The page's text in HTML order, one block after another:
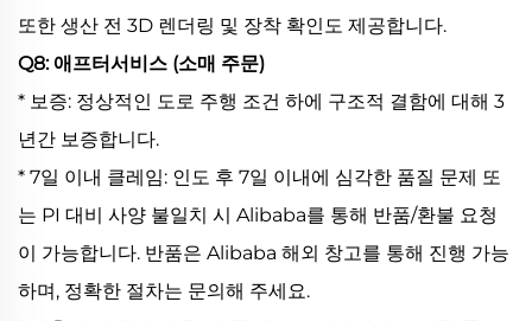
또한 생산 전 3D 렌더링 및 장착 확인도 제공합니다.
Q8: 애프터서비스 (소매 주문)
* 보증: 정상적인 도로 주행 조건 하에 구조적 결함에 대해 3
년간 보증합니다.
* 7일 이내 클레임: 인도 후 7일 이내에 심각한 품질 문제 또
는 PI 대비 사양 불일치 시 Alibaba를 통해 반품/환불 요청
이 가능합니다. 반품은 Alibaba 해외 창고를 통해 진행 가능
하며, 정확한 절차는 문의해 주세요.